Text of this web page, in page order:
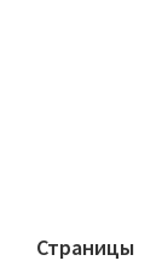
Страницы